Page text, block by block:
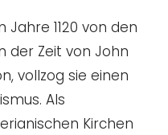
1120 von den
der Zeit von John
vollzog sie einen
Als
Kirchen